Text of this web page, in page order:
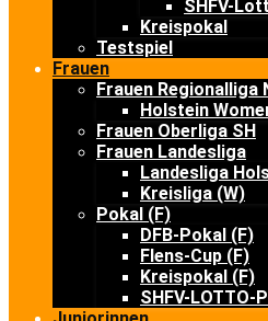
SHFV-
Kreispokal
Testspiel
Frauen
Frauen Regionalliga
Holstein
Frauen Oberliga SH
Frauen Landesliga
Landesliga
Kreisliga (W)
Pokal (F)
DFB-Pokal (F)
Flens-Cup (F)
Kreispokal (F)
SHFV-LOTTO-